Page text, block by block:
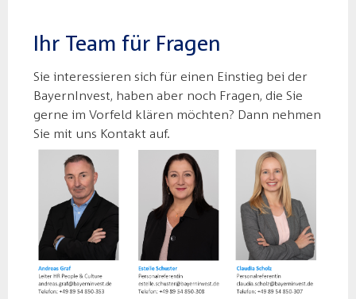
Ihr Team für Fragen
Sie interessieren sich für einen Einstieg bei der
BayernInvest, haben aber noch Fragen, die Sie
gerne im Vorfeld klären möchten? Dann nehmen
Sie mit uns Kontakt auf.